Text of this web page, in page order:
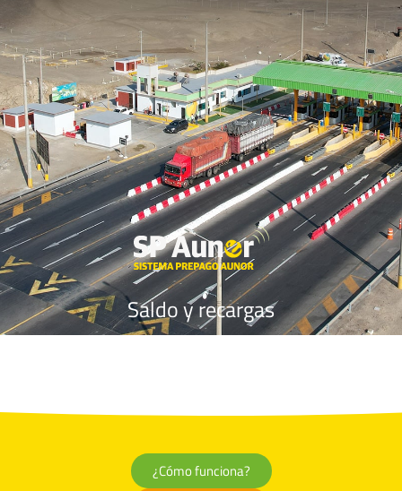
Saldo y recargas
¿Cómo funciona?